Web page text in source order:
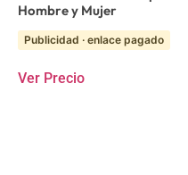
Hombre y Mujer
Publicidad · enlace pagado
Ver Precio